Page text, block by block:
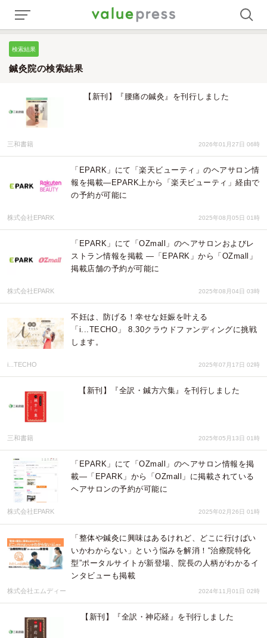
検索結果
鍼灸院の検索結果
【新刊】『腰痛の鍼灸』を刊行しました
三和書籍 2026年01月27日 06時
「EPARK」にて「楽天ビューティ」のヘアサロン情
報を掲載―EPARK上から「楽天ビューティ」経由で
の予約が可能に
株式会社EPARK 2025年08月05日 01時
「EPARK」にて「OZmall」のヘアサロンおよびレ
ストラン情報を掲載 ―「EPARK」から「OZmall」
掲載店舗の予約が可能に
株式会社EPARK 2025年08月04日 03時
不妊は、防げる！幸せな妊娠を叶える
「i...TECHO」 8.30クラウドファンディングに挑戦
します。
i...TECHO 2025年07月17日 02時
【新刊】『全訳・鍼方六集』を刊行しました
三和書籍 2025年05月13日 01時
「EPARK」にて「OZmall」のヘアサロン情報を掲
載―「EPARK」から「OZmall」に掲載されている
ヘアサロンの予約が可能に
株式会社EPARK 2025年02月26日 01時
「整体や鍼灸に興味はあるけれど、どこに行けばい
いかわからない」という悩みを解消！“治療院特化
型”ポータルサイトが新登場、院長の人柄がわかるイ
ンタビューも掲載
株式会社エムディー 2024年11月01日 02時
【新刊】『全訳・神応経』を刊行しました